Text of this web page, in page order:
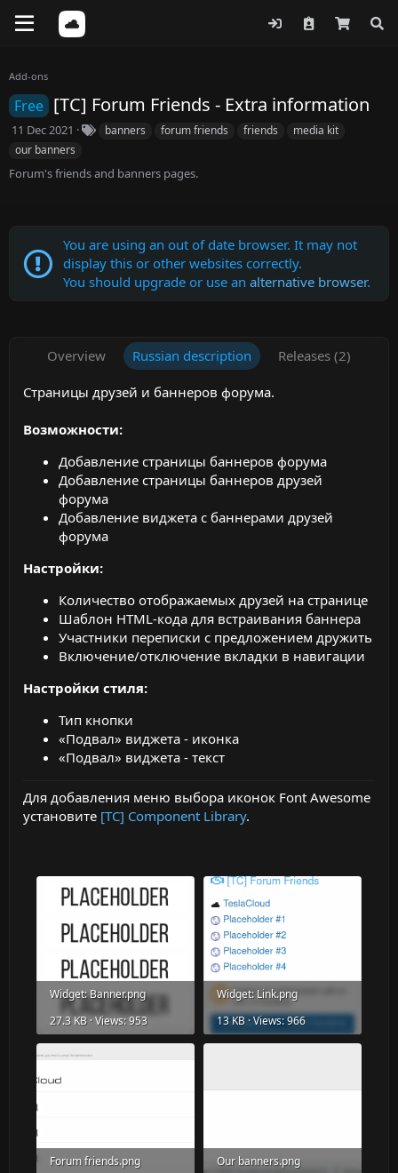
Add-ons
Free [TC] Forum Friends - Extra information
C
a
11 Dec 2021
s
banners forum friends friends
media kit
our banners
Forum's friends and banners pages.
You are using an out of date browser. It may not
display this or other websites correctly.
You should upgrade or use an alternative browser.
Overview Russian description Releases (2)
Страницы друзей и баннеров форума.
Возможности:
Добавление страницы баннеров форума
Добавление страницы баннеров друзей
форума
Добавление виджета с баннерами друзей
форума
Настройки:
Количество отображаемых друзей на странице
Шаблон HTML-кода для встраивания баннера
Участники переписки с предложением дружить
Включение/отключение вкладки в навигации
Настройки стиля:
Тип кнопки
«Подвал» виджета - иконка
«Подвал» виджета - текст
Для добавления меню выбора иконок Font Awesome
установите [TC] Component Library.
Widget: Banner.png
27.3 KB · Views: 953
Widget: Link.png
13 KB · Views: 966
Forum friends.png
Our banners.png